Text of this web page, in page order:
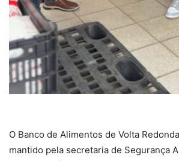
O Banco de Alimentos de Volta
mantido pela secretaria de Segurança